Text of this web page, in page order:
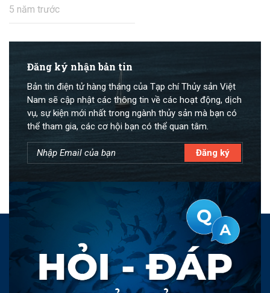
sản xuất thuốc thú y, thuốc
sát trùng, probiotics, phụ gia
VMC Việt Nam còn được
người nuôi tôm, cá biết đến
bởi sự đồng hành trên hành
trình vượt gian khó.
5 năm trước
Đăng ký nhận bản tin
Bản tin điện tử hàng tháng của Tạp chí Thủy sản Việt
Nam sẽ cập nhật các thông tin về các hoạt động, dịch
vụ, sự kiện mới nhất trong ngành thủy sản mà bạn có
thể tham gia, các cơ hội bạn có thể quan tâm.